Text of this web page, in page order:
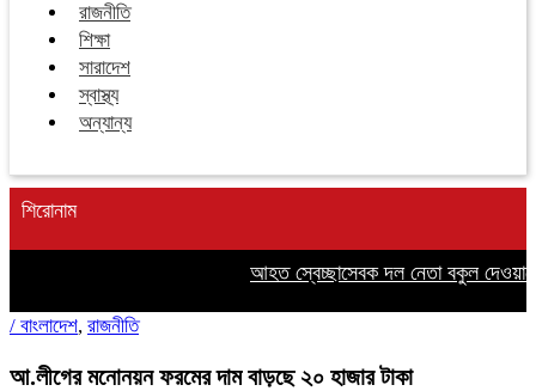
রাজনীতি
শিক্ষা
সারাদেশ
স্বাস্থ্য
অন্যান্য
শিরোনাম
আহত স্বেচ্ছাসেবক দল নেতা বকুল
/ বাংলাদেশ, রাজনীতি
আ.লীগের মনোনয়ন ফরমের দাম বাড়ছে ২০ হাজার টাকা